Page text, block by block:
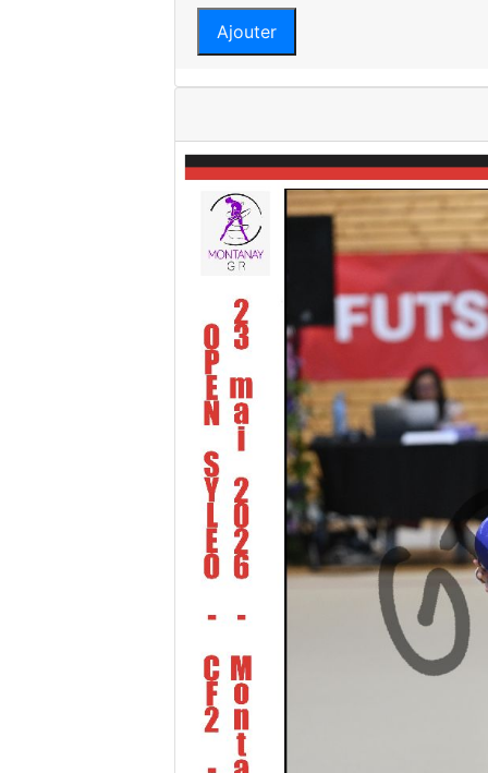
Ajouter